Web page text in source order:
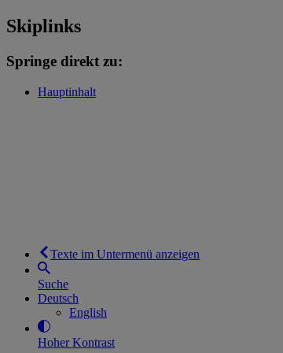
Skiplinks
Springe direkt zu:
Hauptinhalt
Texte im Untermenü anzeigen
Suche
Deutsch
English
Hoher Kontrast